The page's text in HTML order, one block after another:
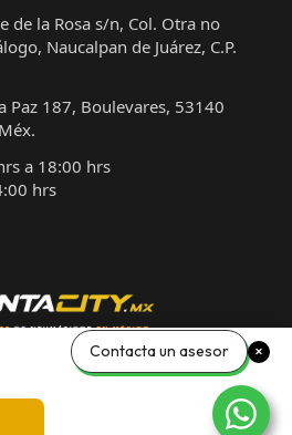
de la Rosa s/n, Col. Otra no
Naucalpan de Juárez, C.P.
Paz 187, Boulevares, 53140
a 18:00 hrs
hrs
Contacta un asesor